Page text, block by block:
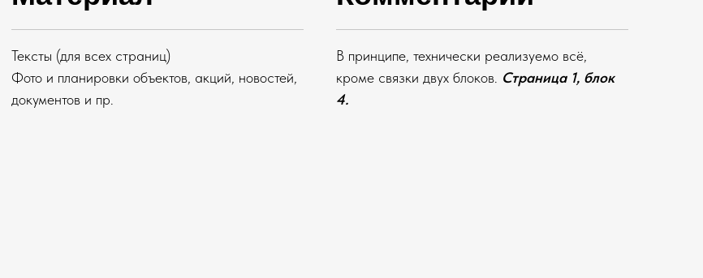
Тексты (для всех страниц)
Фото и планировки объектов, акций, новостей,
документов и пр.
В принципе, технически реализуемо всё,
кроме связки двух блоков. Страница 1, блок
4.